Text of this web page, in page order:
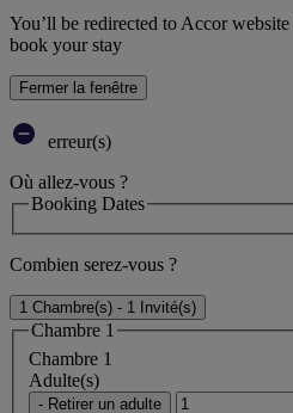
You’ll be redirected to Accor
book your stay
Fermer la fenêtre
erreur(s)
Où allez-vous ?
Booking Dates
Combien serez-vous ?
1 Chambre(s) - 1 Invité(s)
Chambre 1
Chambre 1
Adulte(s)
- Retirer un adulte